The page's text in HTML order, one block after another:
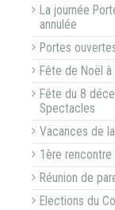
La journée
annulée
Portes
Fête de Noël
Fête du 8
Spectacles
Vacances de
1ère rencontre
Réunion de
Elections du